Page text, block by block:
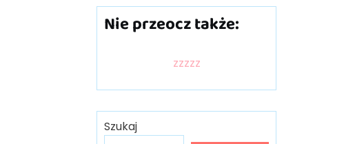
Nie przeocz także:
zzzzz
Szukaj